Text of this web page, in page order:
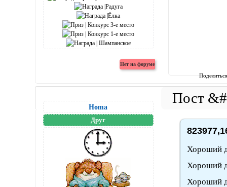
Homa
Друг
Хороший
Хороший
Хороший